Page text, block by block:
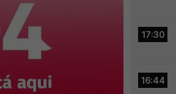
17:30
16:44